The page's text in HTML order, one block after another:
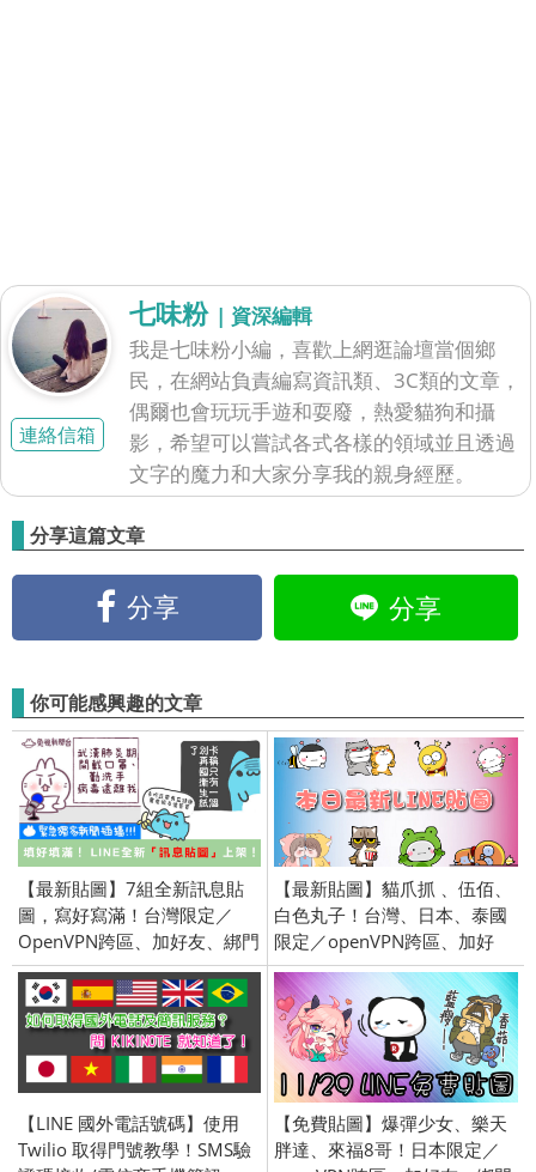
連絡信箱
七味粉 | 資深編輯
我是七味粉小編，喜歡上網逛論壇當個鄉
民，在網站負責編寫資訊類、3C類的文章，
偶爾也會玩玩手遊和耍廢，熱愛貓狗和攝
影，希望可以嘗試各式各樣的領域並且透過
文字的魔力和大家分享我的親身經歷。
分享這篇文章
分享 分享
你可能感興趣的文章
【最新貼圖】7組全新訊息貼
圖，寫好寫滿！台灣限定／
OpenVPN跨區、加好友、綁門
號／2020/3/30
【最新貼圖】貓爪抓 、伍佰、
白色丸子！台灣、日本、泰國
限定／openVPN跨區、加好
友、綁門號／2018/03/22
【LINE 國外電話號碼】使用
Twilio 取得門號教學！SMS驗
【免費貼圖】爆彈少女、樂天
胖達、來福8哥！日本限定／